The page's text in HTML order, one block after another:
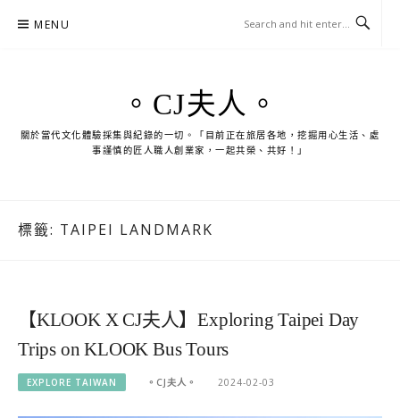
MENU
。CJ夫人。
關於當代文化體驗採集與紀錄的一切。「目前正在旅居各地，挖掘用心生活、處
事謹慎的匠人職人創業家，一起共榮、共好！」
標籤: TAIPEI LANDMARK
【KLOOK X CJ夫人】Exploring Taipei Day
Trips on KLOOK Bus Tours
EXPLORE TAIWAN 。CJ夫人。 2024-02-03